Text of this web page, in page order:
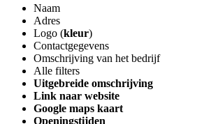
Naam
Adres
Logo (kleur)
Contactgegevens
Omschrijving van het bedrijf
Alle filters
Uitgebreide omschrijving
Link naar website
Google maps kaart
Openingstijden